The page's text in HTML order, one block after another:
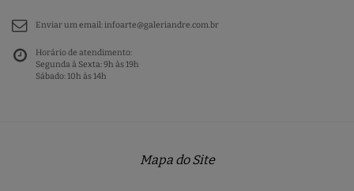
Enviar um email:infoarte@galeriandre.com.br
Horário de atendimento:
Segunda à Sexta: 9h às 19h
Sábado: 10h às 14h
Mapa do Site